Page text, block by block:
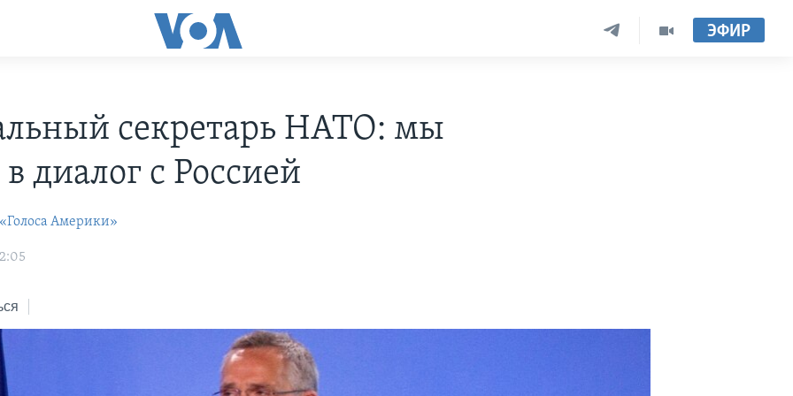
ЭФИР
секретарь НАТО: мы
диалог с Россией
Америки»